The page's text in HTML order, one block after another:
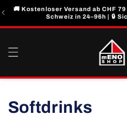
zum
🚚 Kostenloser Versand ab CHF
Schweiz in 24–96h | 🔒
K
Softdrinks